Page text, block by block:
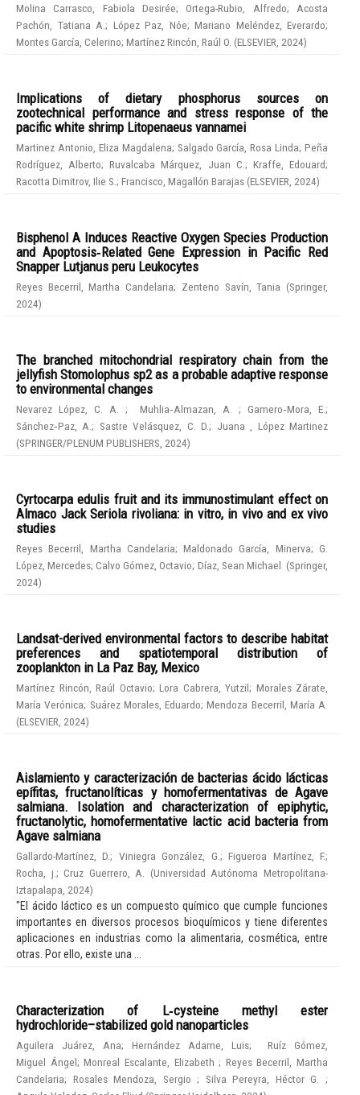
Molina Carrasco, Fabiola Desirée;Ortega-Rubio, Alfredo; Acosta
Pachón, Tatiana A. ; López Paz, Nóe; Mariano Meléndez, Everardo;
Montes García, Celerino; Martínez Rincón, Raúl O. (ELSEVIER 2024)
Implications of dietary phosphorus sources on
zootechnical performance and stress response of the
pacific white shrimp Litopenaeus vannamei
Martinez Antonio, Eliza Magdalena; Salgado García, Rosa Linda; Peña
Rodríguez, Alberto;Ruvalcaba Márquez, Juan C. ; Kraffe, Edouard;
Racotta Dimitrov, Ilie S. ; Francisco, Magallón Barajas (ELSEVIER 2024)
Bisphenol A Induces Reactive Oxygen Species Production
and Apoptosis‑Related Gene Expression in Pacific Red
Snapper Lutjanus peru Leukocytes
Reyes Becerril, Martha Candelaria; Zenteno Savín, Tania (Springer,
2024)
The branched mitochondrial respiratory chain from the
jellyfish Stomolophus sp2 as a probable adaptive response
to environmental changes
Nevarez López, C. A. ; Muhlia‑Almazan, A.;Gamero‑Mora, E.;
Sánchez‑Paz, A.; Sastre Velásquez, C. D.; Juana , López Martinez
(SPRINGER/PLENUM PUBLISHERS 2024)
Cyrtocarpa edulis fruit and its immunostimulant effect on
Almaco Jack Seriola rivoliana: in vitro, in vivo and ex vivo
studies
Reyes Becerril, Martha Candelaria;Maldonado García, Minerva;G.
López, Mercedes;Calvo Gómez, Octavio; Díaz, Sean Michael (Springer,
2024)
Landsat-derived environmental factors to describe habitat
preferences and spatiotemporal distribution of
zooplankton in La Paz Bay, Mexico
Martínez Rincón, Raúl Octavio; Lora Cabrera, Yutzil; Morales Zárate,
María Verónica; Suárez Morales, Eduardo;Mendoza Becerril, María A.
(ELSEVIER 2024)
Aislamiento y caracterización de bacterias ácido lácticas
epífitas, fructanolíticas y homofermentativas de Agave
salmiana. Isolation and characterization of epiphytic,
fructanolytic, homofermentative lactic acid bacteria from
Agave salmiana
Gallardo-Martínez, D.; Viniegra González, G. ;Figueroa Martínez, F.;
Rocha, j. ;Cruz Guerrero, A. (Universidad Autónoma Metropolitana-
Iztapalapa 2024)
"El ácido láctico es un compuesto químico que cumple funciones
importantes en diversos procesos bioquímicos y tiene diferentes
aplicaciones en industrias como la alimentaria, cosmética, entre
otras. Por ello, existe una ...
Characterization of L‑cysteine methyl ester
hydrochloride–stabilized gold nanoparticles
Aguilera Juárez, Ana; Hernández Adame, Luis;
Ruíz Gómez,
Miguel Ángel;Monreal Escalante, Elizabeth; Reyes Becerril, Martha
Candelaria; Rosales Mendoza, Sergio; Silva Pereyra, Héctor G.;